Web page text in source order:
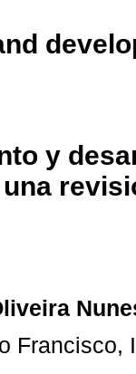
y
Francisco,